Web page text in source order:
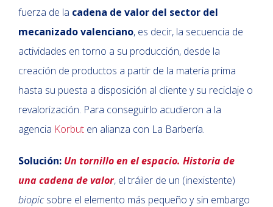
fuerza de la cadena de valor del sector del
mecanizado valenciano, es decir, la secuencia de
actividades en torno a su producción, desde la
creación de productos a partir de la materia prima
hasta su puesta a disposición al cliente y su reciclaje o
revalorización. Para conseguirlo acudieron a la
agencia Korbut en alianza con La Barbería.
Solución: Un tornillo en el espacio. Historia de
una cadena de valor, el tráiler de un (inexistente)
biopicsobre el elemento más pequeño y sin embargo